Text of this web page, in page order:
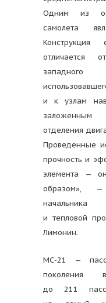
Одним из
самолета
Конструкция
отличается
и к узлам
заложенным
отделения
Проведенные
прочность и
элемента —
образом», —
начальника
и тепловой
Лимонин.
МС-21 —
поколения
до 211